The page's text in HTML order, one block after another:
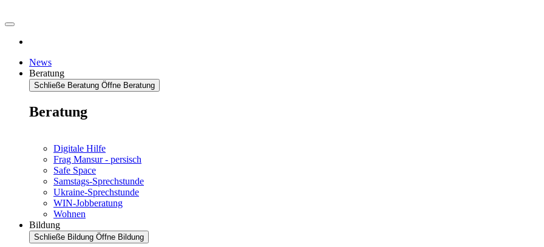
News
Beratung
Schließe Beratung Öffne Beratung
Beratung
Digitale Hilfe
Frag Mansur - persisch
Safe Space
Samstags-Sprechstunde
Ukraine-Sprechstunde
WIN-Jobberatung
Wohnen
Bildung
Schließe Bildung Öffne Bildung